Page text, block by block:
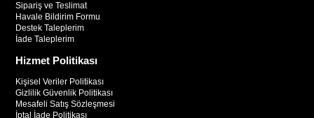
Sipariş ve Teslimat
Havale Bildirim Formu
Destek Taleplerim
İade Taleplerim
Hizmet Politikası
Kişisel Veriler Politikası
Gizlilik Güvenlik Politikası
Mesafeli Satış Sözleşmesi
İptal İade Politikası